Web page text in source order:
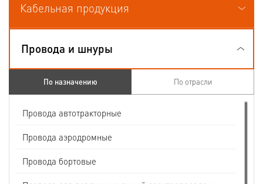
Кабельная продукция
Провода и шнуры
По назначению По отрасли
Провода автотракторные
Провода аэродромные
Провода бортовые